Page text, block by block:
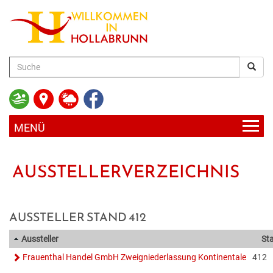
Hauptinhalt
BLICKPUNKT
VERANSTALTUNGEN
UNSERE GEMEINDE
RATHAUS
ABTEILUNGEN & EINRICHTUNGEN
BÜRGERSERVICE
SERVICE & DIENSTLEISTUNGEN
FREIZEIT & KULTUR
AUSSTELLERVERZEICHNIS
AUSSTELLER STAND 412
Aussteller
Frauenthal Handel GmbH Zweigniederlassung Kontinentale
412